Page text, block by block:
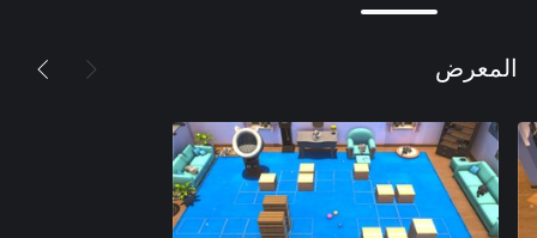
المعرض